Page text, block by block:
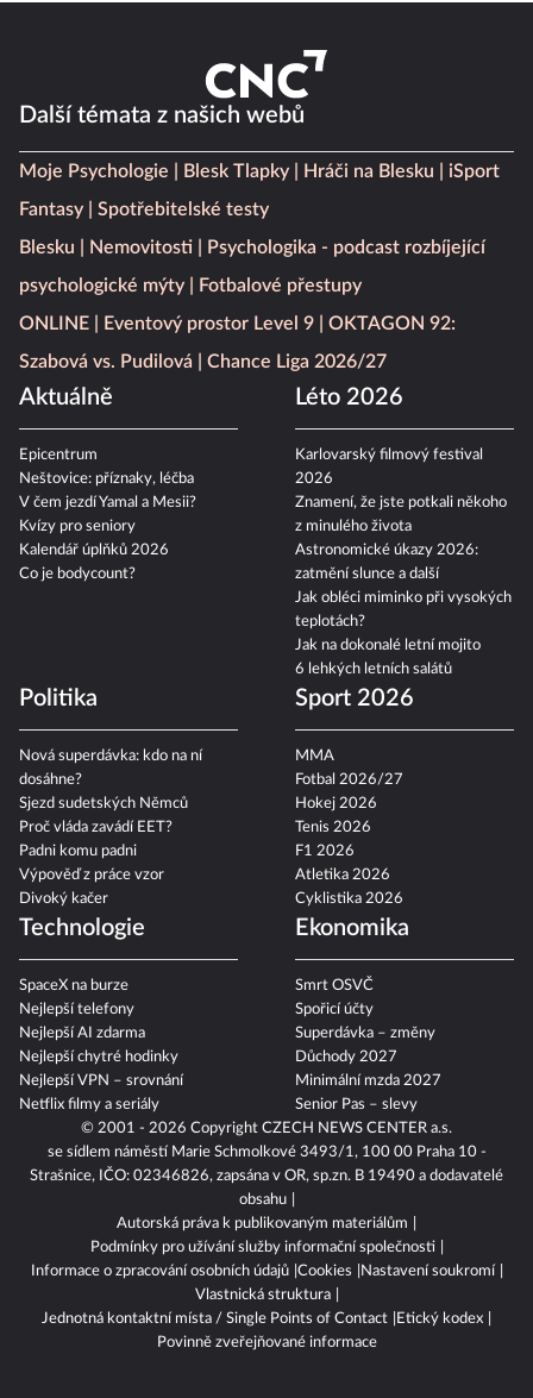
© 2001 - 2026 Copyright CZECH NEWS CENTER a.s.
se sídlem náměstí Marie Schmolkové 3493/1, 100 00 Praha 10 -
Strašnice, IČO: 02346826, zapsána v OR, sp.zn. B 19490 a dodavatelé
obsahu
Autorská práva k publikovaným materiálům
Podmínky pro užívání služby informační společnosti
Informace o zpracování osobních údajů Cookies
Nastavení soukromí
Vlastnická struktura
Jednotná kontaktní místa / Single Points of Contact
Etický kodex
Povinně zveřejňované informace
Další témata z našich webů
Moje Psychologie Blesk Tlapky Hráči na Blesku
iSport
Fantasy
Spotřebitelské testy
Blesku
Nemovitosti
Psychologika - podcast rozbíjející
psychologické mýty
Fotbalové přestupy
ONLINE
Eventový prostor Level 9
OKTAGON 92:
Szabová vs. Pudilová
Chance Liga 2026/27
Aktuálně
Epicentrum
Neštovice: příznaky, léčba
V čem jezdí Yamal a Mesii?
Kvízy pro seniory
Kalendář úplňků 2026
Co je bodycount?
Léto 2026
Karlovarský filmový festival
2026
Znamení, že jste potkali někoho
z minulého života
Astronomické úkazy 2026:
zatmění slunce a další
Jak obléci miminko při vysokých
teplotách?
Jak na dokonalé letní mojito
6 lehkých letních salátů
Politika
Nová superdávka: kdo na ní
dosáhne?
Sjezd sudetských Němců
Proč vláda zavádí EET?
Padni komu padni
Výpověď z práce vzor
Divoký kačer
Sport 2026
MMA
Fotbal 2026/27
Hokej 2026
Tenis 2026
F1 2026
Atletika 2026
Cyklistika 2026
Technologie
SpaceX na burze
Nejlepší telefony
Nejlepší AI zdarma
Nejlepší chytré hodinky
Nejlepší VPN – srovnání
Netflix filmy a seriály
Ekonomika
Smrt OSVČ
Spořicí účty
Superdávka – změny
Důchody 2027
Minimální mzda 2027
Senior Pas – slevy